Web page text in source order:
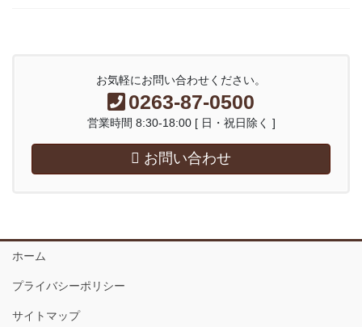
お気軽にお問い合わせください。
0263-87-0500
営業時間 8:30-18:00 [ 日・祝日除く ]
お問い合わせ
ホーム
プライバシーポリシー
サイトマップ